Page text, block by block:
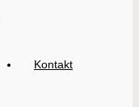
Kontakt